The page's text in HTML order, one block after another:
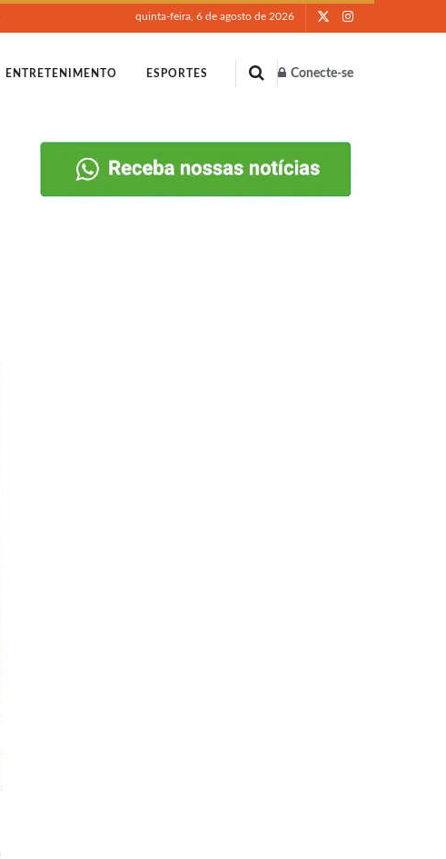
quinta-feira, 6 de agosto de 2026
ENTRETENIMENTO ESPORTES Conecte-se